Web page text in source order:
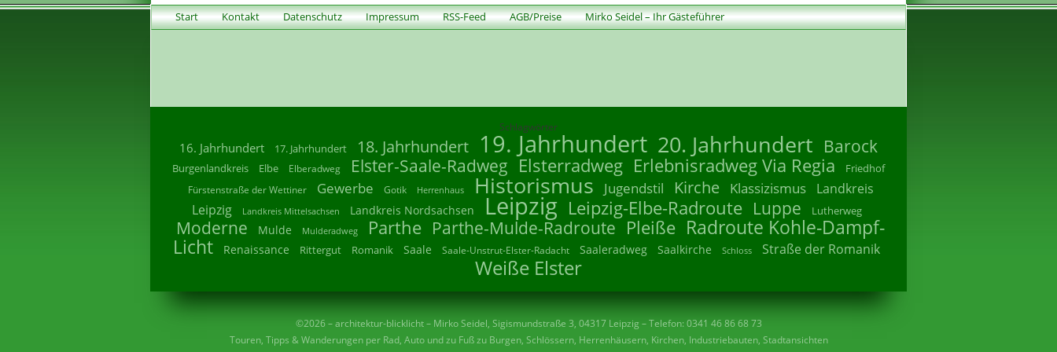
Start Kontakt Datenschutz Impressum RSS-Feed AGB/Preise Mirko Seidel – Ihr Gästeführer
Schlagwörter
16. Jahrhundert 17. Jahrhundert 18. Jahrhundert 19. Jahrhundert 20. Jahrhundert Barock
Burgenlandkreis Elbe Elberadweg Elster-Saale-Radweg Elsterradweg Erlebnisradweg Via Regia Friedhof
Fürstenstraße der Wettiner Gewerbe Gotik Herrenhaus Historismus Jugendstil Kirche Klassizismus
Landkreis
Leipzig
Landkreis Mittelsachsen Landkreis Nordsachsen Leipzig Leipzig-Elbe-Radroute Luppe Lutherweg
Moderne Mulde Mulderadweg Parthe Parthe-Mulde-Radroute Pleiße Radroute Kohle-Dampf-
Licht
Renaissance Rittergut Romanik Saale Saale-Unstrut-Elster-Radacht Saaleradweg Saalkirche Schloss Straße der Romanik
Weiße Elster
©2026 – architektur-blicklicht – Mirko Seidel, Sigismundstraße 3, 04317 Leipzig – Telefon: 0341 46 86 68 73
Touren, Tipps & Wanderungen per Rad, Auto und zu Fuß zu Burgen, Schlössern, Herrenhäusern, Kirchen, Industriebauten, Stadtansichten